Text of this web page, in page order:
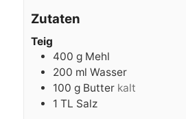
Zutaten
Teig
400 g Mehl
200 ml Wasser
100 g Butter kalt
1 TL Salz